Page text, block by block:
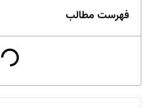
فهرست مطالب